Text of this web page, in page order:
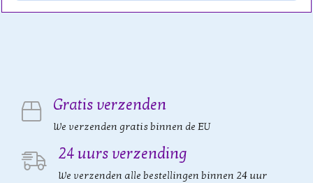
Gratis verzenden
We verzenden gratis binnen de EU
24 uurs verzending
We verzenden alle bestellingen binnen 24 uur